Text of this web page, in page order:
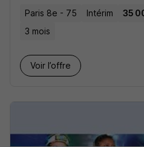
Paris 8e - 75 Intérim
35
3 mois
Voir l’offre